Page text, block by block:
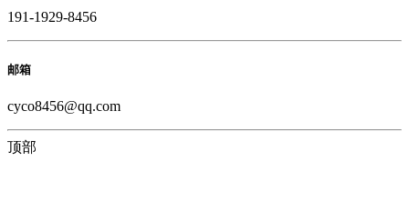
191-1929-8456
邮箱
cyco8456@qq.com
顶部